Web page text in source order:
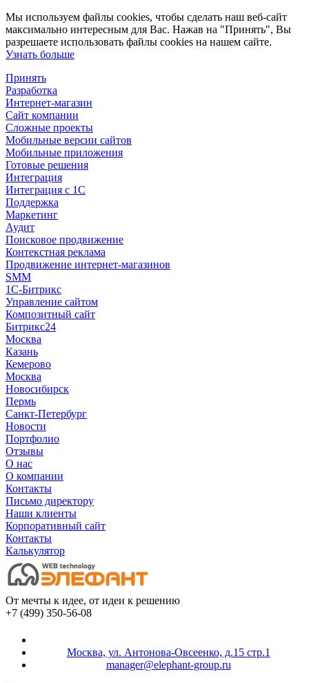
Мы используем файлы cookies, чтобы сделать наш веб-сайт
максимально интересным для Вас. Нажав на "Принять", Вы
разрешаете использовать файлы cookies на нашем сайте.
Узнать больше
Принять
Разработка
Интернет-магазин
Сайт компании
Сложные проекты
Мобильные версии сайтов
Мобильные приложения
Готовые решения
Интеграция
Интеграция с 1С
Поддержка
Маркетинг
Аудит
Поисковое продвижение
Контекстная реклама
Продвижение интернет-магазинов
SMM
1С-Битрикс
Управление сайтом
Композитный сайт
Битрикс24
Москва
Казань
Кемерово
Москва
Новосибирск
Пермь
Санкт-Петербург
Новости
Портфолио
Отзывы
О нас
О компании
Контакты
Письмо директору
Наши клиенты
Корпоративный сайт
Контакты
Калькулятор
От мечты к идее, от идеи к решению
+7 (499) 350-56-08
Москва, ул. Антонова-Овсеенко, д.15 стр.1
manager@elephant-group.ru